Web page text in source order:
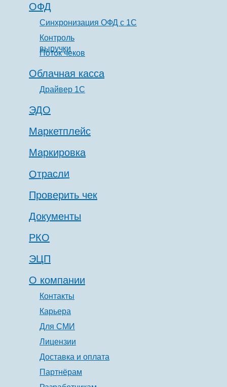
Драйвер 1С
Облачная касса
Синхронизация ОФД с 1С
Контроль
выручки
Поток чеков
ОФД
ЭДО
Маркетплейс
Маркировка
ЭЦП
РКО
Документы
Проверить чек
Отрасли
Партнёрам
Доставка и оплата
Лицензии
Для СМИ
Карьера
Контакты
О компании